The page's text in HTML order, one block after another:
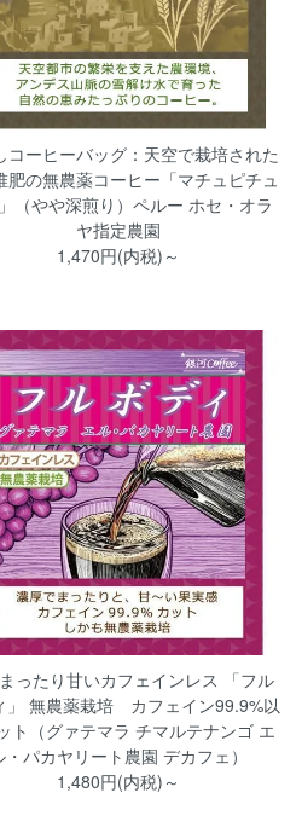
コーヒーバッグ：天空で栽培された
肥の無農薬コーヒー「マチュピチュ
（やや深煎り）ペルー ホセ・オラ
ヤ指定農園
1,470円(内税)～
まったり甘いカフェインレス 「フル
」 無農薬栽培 カフェイン99.9%以
ト（グァテマラ チマルテナンゴ エ
・パカヤリート農園 デカフェ）
1,480円(内税)～